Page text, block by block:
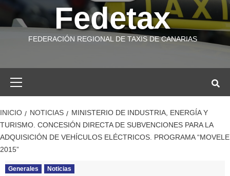
Fedetax
FEDERACIÓN REGIONAL DE TAXIS DE CANARIAS
INICIO NOTICIAS
MINISTERIO DE INDUSTRIA, ENERGÍA Y
TURISMO. CONCESIÓN DIRECTA DE SUBVENCIONES PARA LA
ADQUISICIÓN DE VEHÍCULOS ELÉCTRICOS. PROGRAMA “MOVELE
2015”
Generales Noticias